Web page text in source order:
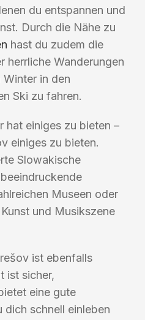
du entspannen und
Durch die Nähe zu
hast du zudem die
herrliche Wanderungen
Winter in den
Ski zu fahren.
hat einiges zu bieten –
einiges zu bieten.
Slowakische
Museen oder
und Musikszene
ist ebenfalls
ist sicher,
eine gute
dich schnell einleben